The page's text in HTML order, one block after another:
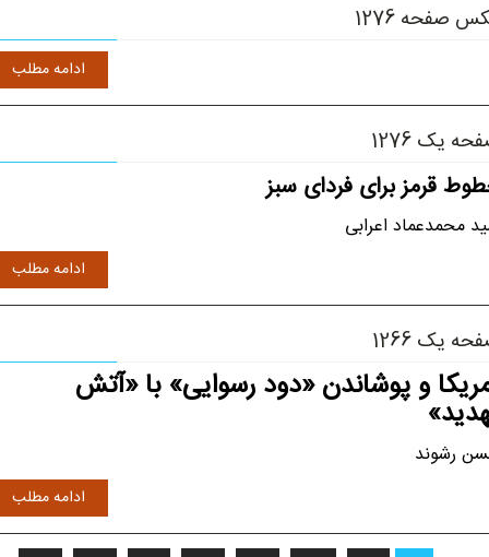
صفحه 1276
ادامه مطلب
یک 1276
قرمز برای فردای سبز
محمدعماد اعرابی
ادامه مطلب
یک 1266
و پوشاندن «دود رسوایی» با «آتش
رشوند
ادامه مطلب